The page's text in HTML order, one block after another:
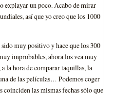
explayar un poco. Acabo de mirar
así que yo creo que los 1000
muy positivo y hace que los 300
improbables, ahora los vea muy
la hora de comparar taquillas, la
de las películas… Podemos coger
las mismas fechas sólo que